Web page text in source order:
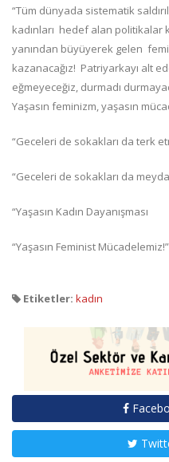
“Tüm dünyada sistematik
kadınları hedef alan politikalar
yanından büyüyerek gelen
kazanacağız! Patriyarkayı alt
eğmeyeceğiz, durmadı
Yaşasın feminizm, yaşasın
“Geceleri de sokakları da terk
“Geceleri de sokakları da
“Yaşasın Kadın Dayanışması
“Yaşasın Feminist Mücadelemiz!”
Etiketler: kadın